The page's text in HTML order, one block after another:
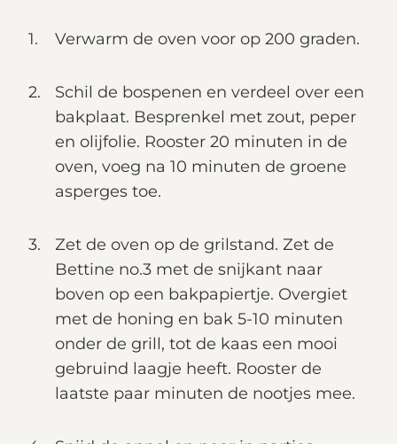
Verwarm de oven voor op 200 graden.
Schil de bospenen en verdeel over een
bakplaat. Besprenkel met zout, peper
en olijfolie. Rooster 20 minuten in de
oven, voeg na 10 minuten de groene
asperges toe.
Zet de oven op de grilstand. Zet de
Bettine no.3 met de snijkant naar
boven op een bakpapiertje. Overgiet
met de honing en bak 5-10 minuten
onder de grill, tot de kaas een mooi
gebruind laagje heeft. Rooster de
laatste paar minuten de nootjes mee.